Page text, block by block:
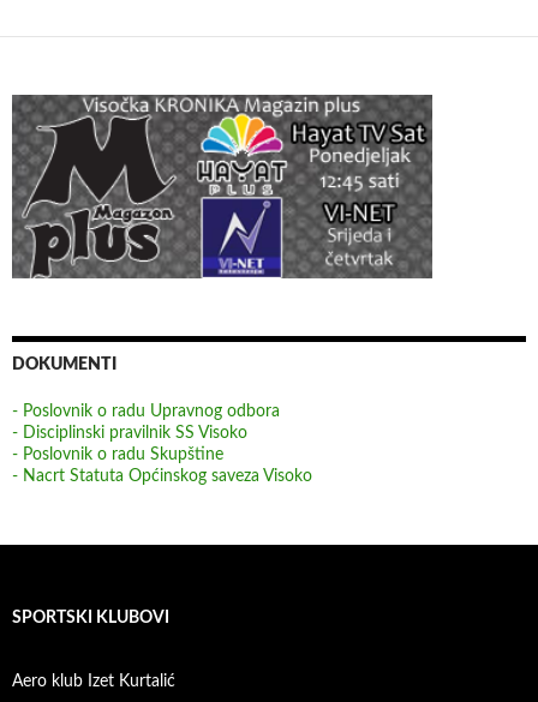
DOKUMENTI
- Poslovnik o radu Upravnog odbora
- Disciplinski pravilnik SS Visoko
- Poslovnik o radu Skupštine
- Nacrt Statuta Općinskog saveza Visoko
SPORTSKI KLUBOVI
Aero klub Izet Kurtalić